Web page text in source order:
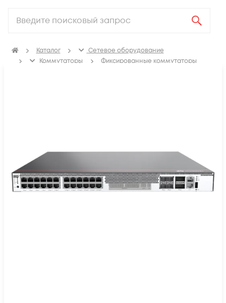
Каталог
Сетевое оборудование
Коммутаторы
Фиксированные коммутаторы